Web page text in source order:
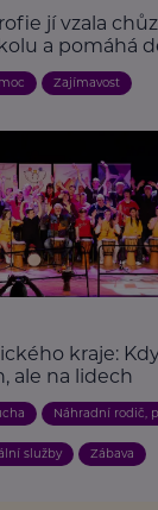
jí vzala
a pomáhá
Zajímavost
kraje:
ale na lidech
Náhradní rodič,
služby Zábava